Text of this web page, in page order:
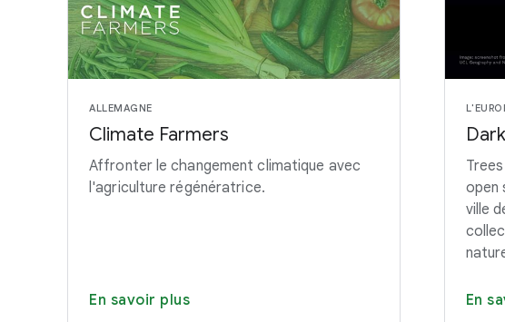
ALLEMAGNE
Climate Farmers
Affronter le changement climatique avec
l'agriculture régénératrice.
En savoir plus
open
ville
En